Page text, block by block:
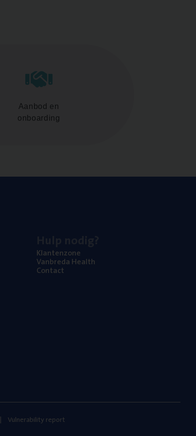
Aanbod en
onboarding
Klan­ten­zo­ne
Van­b­re­da Health
Con­tact
Vulnerability report